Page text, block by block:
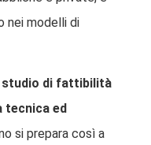
nei modelli di
studio di fattibilità
tecnica ed
si prepara così a